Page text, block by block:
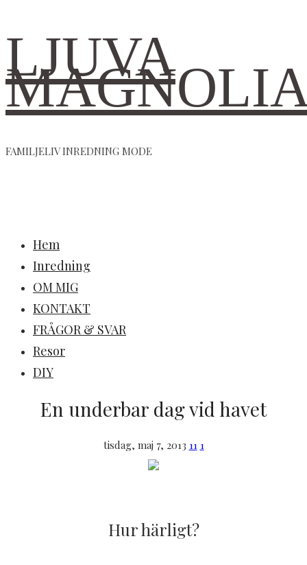
LJUVA
FAMILJELIV INREDNING MODE
Hem
Inredning
OM MIG
KONTAKT
FRÅGOR & SVAR
Resor
DIY
En underbar dag vid havet
tisdag, maj 7, 2013 11 1
Hur härligt?